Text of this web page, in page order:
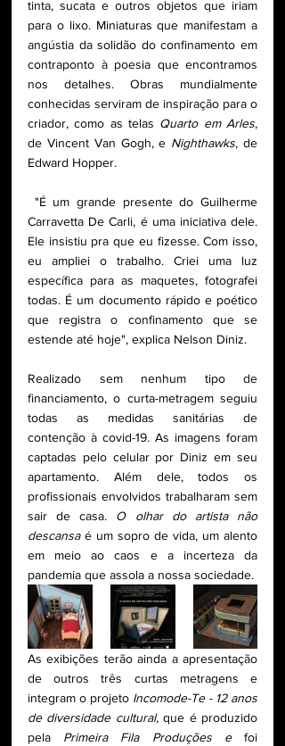
tinta, sucata e outros objetos que iriam
para o lixo. Miniaturas que manifestam a
angústia da solidão do confinamento em
contraponto à poesia que encontramos
nos detalhes. Obras mundialmente
conhecidas serviram de inspiração para o
criador, como as telas Quarto em Arles,
de Vincent Van Gogh, e Nighthawks, de
Edward Hopper.
Carravetta De Carli, é uma iniciativa dele.
Ele insistiu pra que eu fizesse. Com isso,
eu ampliei o trabalho. Criei uma luz
específica para as maquetes, fotografei
todas. É um documento rápido e poético
que registra o confinamento que se
estende até hoje", explica Nelson Diniz.
Realizado sem nenhum tipo de
financiamento, o curta-metragem seguiu
todas as medidas sanitárias de
contenção à covid-19. As imagens foram
captadas pelo celular por Diniz em seu
apartamento. Além dele, todos os
profissionais envolvidos trabalharam sem
sair de casa. O olhar do artista não
descansa é um sopro de vida, um alento
em meio ao caos e a incerteza da
pandemia que assola a nossa sociedade.
As exibições terão ainda a apresentação
de outros três curtas metragens e
integram o projeto Incomode-Te - 12 anos
de diversidade cultural, que é produzido
pela Primeira Fila Produções e foi